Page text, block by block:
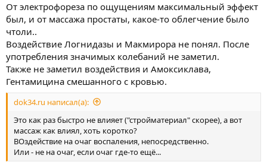
От электрофореза по ощущениям максимальный эффект
был, и от массажа простаты, какое-то облегчение было
чтоли..
Воздействие Логнидазы и Макмирора не понял. После
употребления значимых колебаний не заметил.
Также не заметил воздействия и Амоксиклава,
Гентамицина смешанного с кровью.
dok34.ru написал(а):
Это как раз быстро не влияет ("стройматериал" скорее), а вот
массаж как влиял, хоть коротко?
ВОздействие на очаг воспаления, непосредственно.
Или - не на очаг, если очаг где-то ещё...